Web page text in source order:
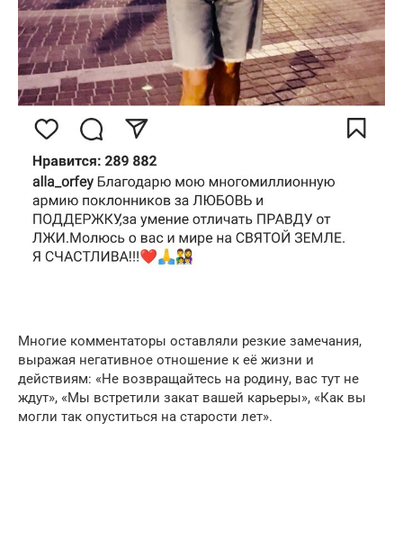
Многие комментаторы оставляли резкие замечания,
выражая негативное отношение к её жизни и
действиям: «Не возвращайтесь на родину, вас тут не
ждут», «Мы встретили закат вашей карьеры», «Как вы
могли так опуститься на старости лет».